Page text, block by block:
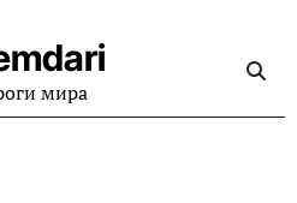
мира